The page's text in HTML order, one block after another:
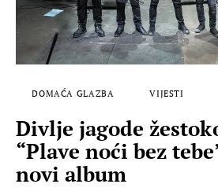
DOMAĆA GLAZBA VIJESTI
Divlje jagode
“Plave noći bez
novi album